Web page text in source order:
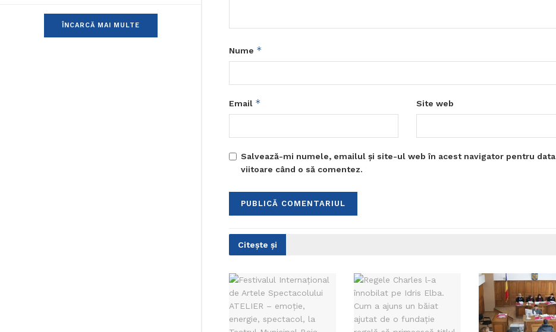
ÎNCARCĂ MAI MULTE
Nume *
Email * Site web
Salvează-mi numele, emailul și site-ul web în acest navigator pentru data
viitoare când o să comentez.
Citește și